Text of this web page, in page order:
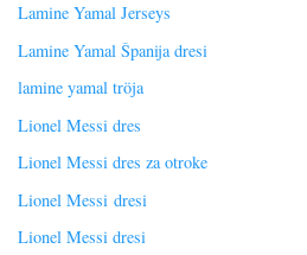
Lamine Yamal Jerseys
Lamine Yamal Španija dresi
lamine yamal tröja
Lionel Messi dres
Lionel Messi dres za otroke
Lionel Messi dresi
Lionel Messi dresi